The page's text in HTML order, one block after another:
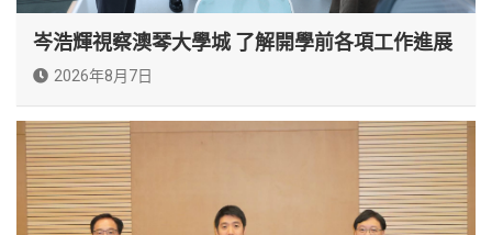
岑浩輝視察澳琴大學城 了解開學前各項工作進展
2026年8月7日